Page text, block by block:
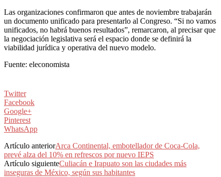
Las organizaciones confirmaron que antes de noviembre trabajarán
un documento unificado para presentarlo al Congreso. “Si no vamos
unificados, no habrá buenos resultados”, remarcaron, al precisar que
la negociación legislativa será el espacio donde se definirá la
viabilidad jurídica y operativa del nuevo modelo.
Fuente: eleconomista
Twitter
Facebook
Google+
Pinterest
WhatsApp
Artículo anteriorArca Continental, embotellador de Coca-Cola,
prevé alza del 10% en refrescos por nuevo IEPS
Artículo siguienteCuliacán e Irapuato son las ciudades más
inseguras de México, según sus habitantes